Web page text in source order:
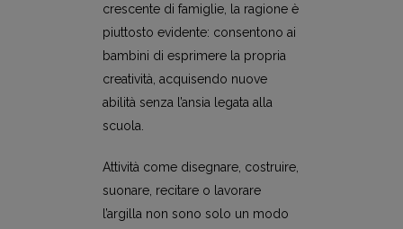
crescente di famiglie, la ragione è
piuttosto evidente: consentono ai
bambini di esprimere la propria
creatività, acquisendo nuove
abilità senza l’ansia legata alla
scuola.
Attività come disegnare, costruire,
suonare, recitare o lavorare
l’argilla non sono solo un modo